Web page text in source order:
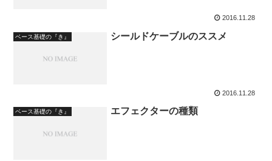
2016.11.28
ベース基礎の『き』 シールドケーブルのススメ
2016.11.28
ベース基礎の『き』 エフェクターの種類